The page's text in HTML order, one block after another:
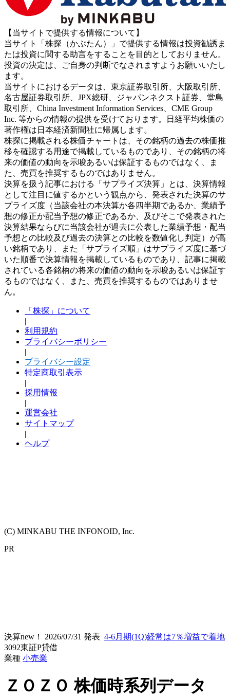
【当サイトで提供する情報について】
当サイト「株探（かぶたん）」で提供する情報は投資勧誘ま
たは投資に関する助言をすることを目的としておりません。
投資の決定は、ご自身の判断でなされますようお願いいたし
ます。
当サイトにおけるデータは、東京証券取引所、大阪取引所、
名古屋証券取引所、JPX総研、ジャパンネクスト証券、堂島
取引所、China Investment Information Services、CME Group
Inc. 等からの情報の提供を受けております。日経平均株価の
著作権は日本経済新聞社に帰属します。
株探に掲載される株価チャートは、その銘柄の過去の株価推
移を確認する用途で掲載しているものであり、その銘柄の将
来の価値の動向を示唆あるいは保証するものではなく、ま
た、売買を推奨するものではありません。
決算を扱う記事における「サプライズ決算」とは、決算情報
として注目に値するかという観点から、発表された決算のサ
プライズ度（当該会社の本決算か各四半期であるか、業績予
想の修正か配当予想の修正であるか、及びそこで発表された
決算結果ならびに当該会社が過去に公表した業績予想・配当
予想との比較及び過去の決算との比較を数値化し判定）が高
い銘柄であり、また「サプライズ順」はサプライズ度に基づ
いた順番で決算情報を掲載しているものであり、記事に掲載
されている各銘柄の将来の価値の動向を示唆あるいは保証す
るものではなく、また、売買を推奨するものではありませ
ん。
「株探」について
|
利用規約
プライバシーポリシー
|
プライバシー設定
特定商取引表示
|
採用情報
|
運営会社
サイトマップ
|
ヘルプ
(C) MINKABU THE INFONOID, Inc.
PR
決算new！ 2026/07/31 発表 4-6月期(1Q)経常は7％増益で着地
3092東証P貸借
業種 小売業
ＺＯＺＯ株価時系列データ